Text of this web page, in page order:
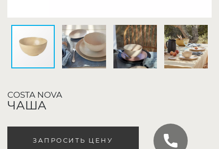
COSTA NOVA
ЧАША
ЗАПРОСИТЬ ЦЕНУ